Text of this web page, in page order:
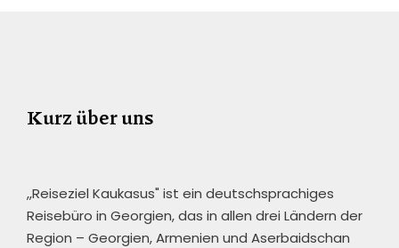
Kurz über uns
,,Reiseziel Kaukasus" ist ein deutschsprachiges
Reisebüro in Georgien, das in allen drei Ländern der
Region – Georgien, Armenien und Aserbaidschan